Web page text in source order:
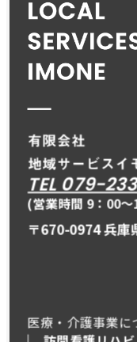
TEL 079-
(営業時間 9：00
〒670-0974 兵庫
医療・介護事業に